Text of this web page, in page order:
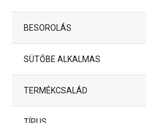
BESOROLÁS
SÜTŐBE ALKALMAS
TERMÉKCSALÁD